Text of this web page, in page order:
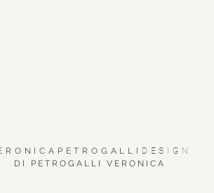
DESIGN
DI PETROGALLI VERONICA